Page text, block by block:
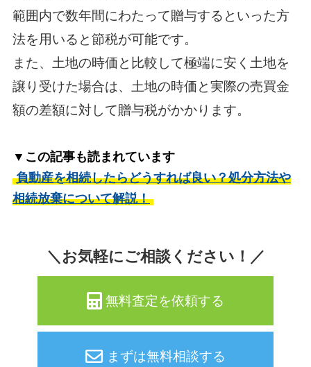
範囲内で数年間にわたって贈与するといった方
法を用いると節税が可能です。
また、土地の時価と比較して極端に安く土地を
譲り受けた場合は、土地の時価と実際の売買金
額の差額に対して贈与税がかかります。
▼この記事も読まれています
負動産を相続したらどうすれば良い？処分方法や
相続放棄について解説！
＼お気軽にご相談ください！／
無料査定を依頼する
まずは無料相談する